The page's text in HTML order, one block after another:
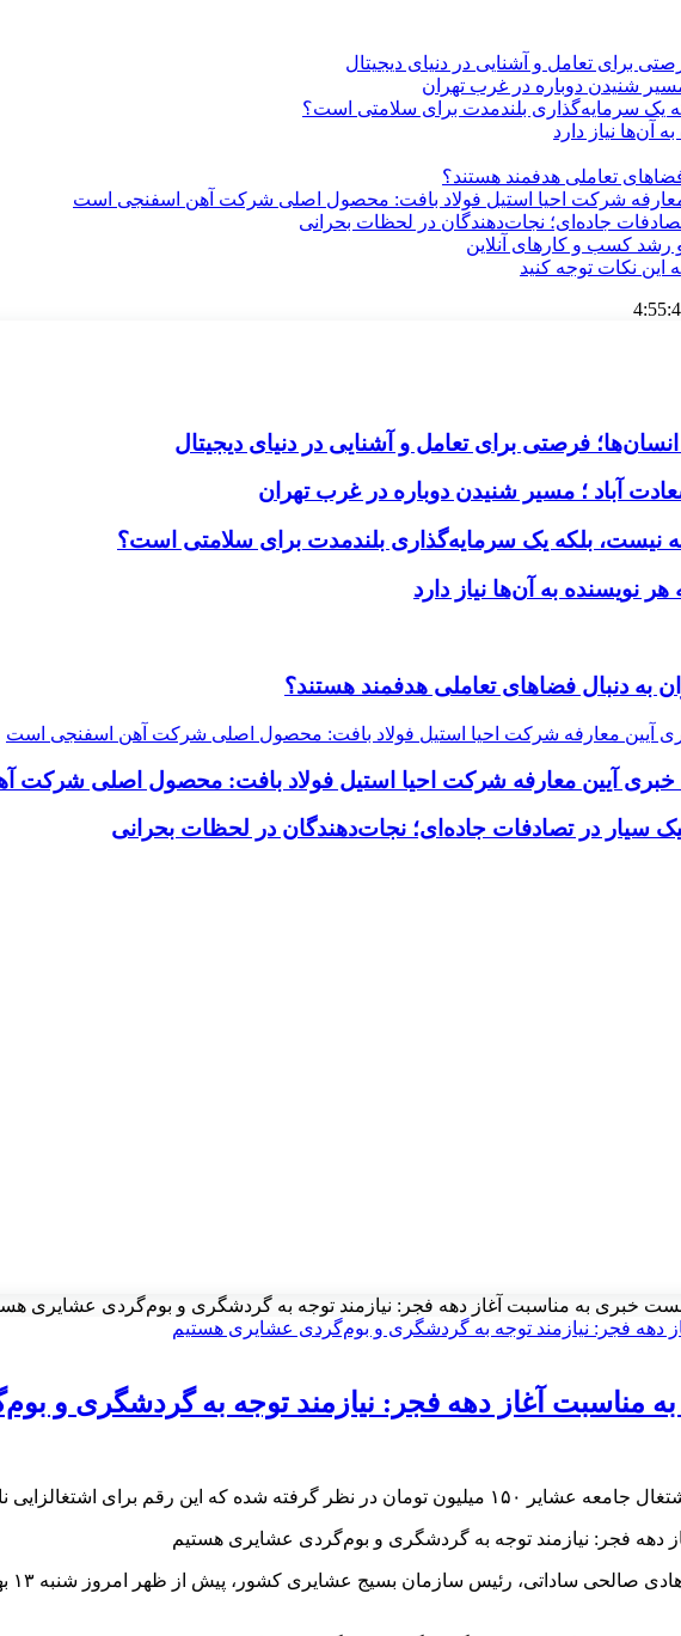
برای تعامل و آشنایی در دنیای دیجیتال
شنیدن دوباره در غرب تهران
یک سرمایه‌گذاری بلندمدت برای سلامتی است؟
فضاهای تعاملی هدفمند هستند؟
شرکت احیا استیل فولاد بافت: محصول اصلی شرکت آهن اسفنجی است
جاده‌ای؛ نجات‌دهندگان در لحظات بحرانی
و رشد کسب‌ و کارهای آنلاین
این نکات توجه کنید
فرصتی برای تعامل و آشنایی در دنیای دیجیتال
آباد ؛ مسیر شنیدن دوباره در غرب تهران
نیست، بلکه یک سرمایه‌گذاری بلندمدت برای سلامتی است؟
به دنبال فضاهای تعاملی هدفمند هستند؟
آیین معارفه شرکت احیا استیل فولاد بافت: محصول اصلی شرکت
سیار در تصادفات جاده‌ای؛ نجات‌دهندگان در لحظات بحرانی
خبری به مناسبت آغاز دهه فجر: نیازمند توجه به گردشگری و بوم‌گردی عشایری
آغاز دهه فجر: نیازمند توجه به گردشگری و
است؛ چون قیمت دام مولد افزایش یافته است.